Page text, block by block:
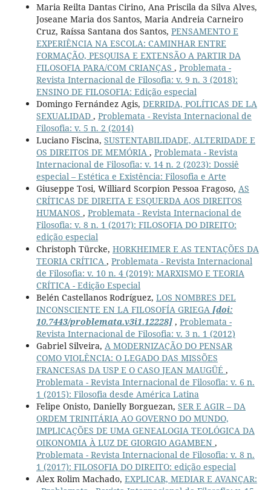
Maria Reilta Dantas Cirino, Ana Priscila da Silva Alves,
Joseane Maria dos Santos, Maria Andreia Carneiro
Cruz, Raíssa Santana dos Santos, PENSAMENTO E
EXPERIÊNCIA NA ESCOLA: CAMINHAR ENTRE
FORMAÇÃO, PESQUISA E EXTENSÃO A PARTIR DA
FILOSOFIA PARA/COM CRIANÇAS , Problemata -
Revista Internacional de Filosofia: v. 9 n. 3 (2018):
ENSINO DE FILOSOFIA: Edição especial
Domingo Fernández Agis, DERRIDA, POLÍTICAS DE LA
SEXUALIDAD , Problemata - Revista Internacional de
Filosofia: v. 5 n. 2 (2014)
Luciano Fiscina, SUSTENTABILIDADE, ALTERIDADE E
OS DIREITOS DE MEMÓRIA , Problemata - Revista
Internacional de Filosofia: v. 14 n. 2 (2023): Dossiê
especial – Estética e Existência: Filosofia e Arte
Giuseppe Tosi, Williard Scorpion Pessoa Fragoso, AS
CRÍTICAS DE DIREITA E ESQUERDA AOS DIREITOS
HUMANOS , Problemata - Revista Internacional de
Filosofia: v. 8 n. 1 (2017): FILOSOFIA DO DIREITO:
edição especial
Christoph Türcke, HORKHEIMER E AS TENTAÇÕES DA
TEORIA CRÍTICA , Problemata - Revista Internacional
de Filosofia: v. 10 n. 4 (2019): MARXISMO E TEORIA
CRÍTICA - Edição Especial
Belén Castellanos Rodríguez, LOS NOMBRES DEL
INCONSCIENTE EN LA FILOSOFÍA GRIEGA [doi:
10.7443/problemata.v3i1.12228], Problemata -
Revista Internacional de Filosofia: v. 3 n. 1 (2012)
Gabriel Silveira, A MODERNIZAÇÃO DO PENSAR
COMO VIOLÊNCIA: O LEGADO DAS MISSÕES
FRANCESAS DA USP E O CASO JEAN MAUGÜÉ ,
Problemata - Revista Internacional de Filosofia: v. 6 n.
1 (2015): Filosofia desde América Latina
Felipe Onisto, Danielly Borguezan, SER E AGIR – DA
ORDEM TRINITÁRIA AO GOVERNO DO MUNDO,
IMPLICAÇÕES DE UMA GENEALOGIA TEOLÓGICA DA
OIKONOMIA À LUZ DE GIORGIO AGAMBEN ,
Problemata - Revista Internacional de Filosofia: v. 8 n.
1 (2017): FILOSOFIA DO DIREITO: edição especial
Alex Rolim Machado, EXPLICAR, MEDIAR E AVANÇAR: